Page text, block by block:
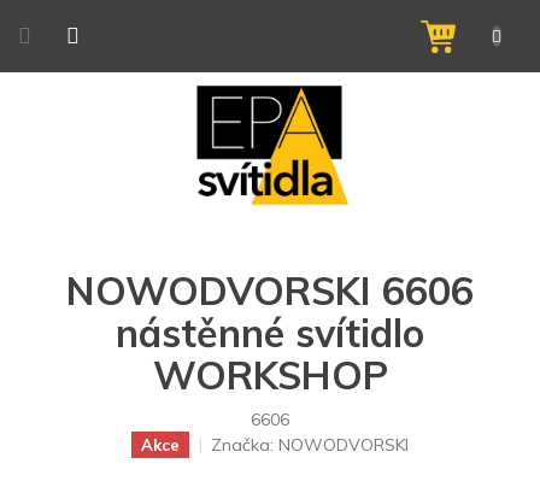
NÁKUPNÍ
KOŠÍK
NOWODVORSKI 6606
nástěnné svítidlo
WORKSHOP
6606
Akce Značka: NOWODVORSKI